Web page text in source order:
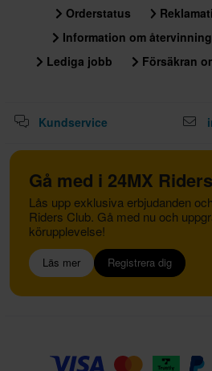
Orderstatus
Information om återvinning
Lediga jobb
Försäkran
Kundservice
Gå med i 24MX
Lås upp exklusiva erbjudanden
Riders Club. Gå med nu och
körupplevelse!
Läs mer Registrera dig